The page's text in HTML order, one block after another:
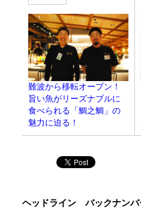
難波から移転オープン！
旨い魚がリーズナブルに
食べられる「鯛之鯛」の
魅力に迫る！
ヘッドライン バックナンバ